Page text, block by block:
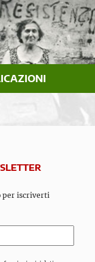
per iscriverti